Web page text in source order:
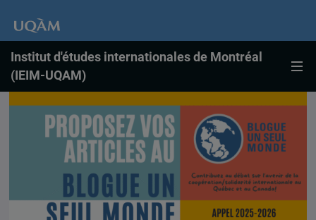
Institut d'études internationales de Montréal
(IEIM-UQAM)